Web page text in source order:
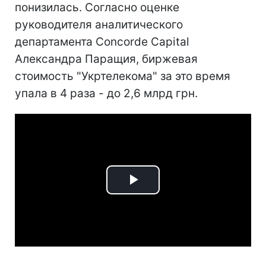
понизилась. Согласно оценке
руководителя аналитического
департамента Concorde Capital
Александра Паращия, биржевая
стоимость "Укртелекома" за это время
упала в 4 раза - до 2,6 млрд грн.
Play